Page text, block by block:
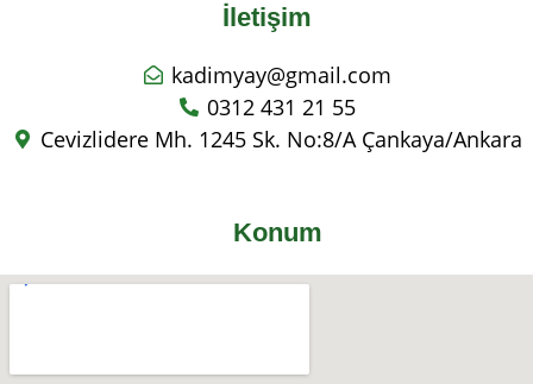
İletişim
kadimyay@gmail.com
0312 431 21 55
Cevizlidere Mh. 1245 Sk. No:8/A Çankaya/Ankara
Konum